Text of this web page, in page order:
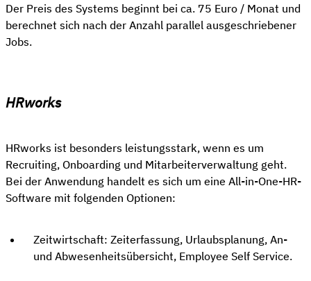
Der Preis des Systems beginnt bei ca. 75 Euro / Monat und
berechnet sich nach der Anzahl parallel ausgeschriebener
Jobs.
HRworks
HRworks ist besonders leistungsstark, wenn es um
Recruiting, Onboarding und Mitarbeiterverwaltung geht.
Bei der Anwendung handelt es sich um eine All-in-One-HR-
Software mit folgenden Optionen:
Zeitwirtschaft: Zeiterfassung, Urlaubsplanung, An-
und Abwesenheitsübersicht, Employee Self Service.